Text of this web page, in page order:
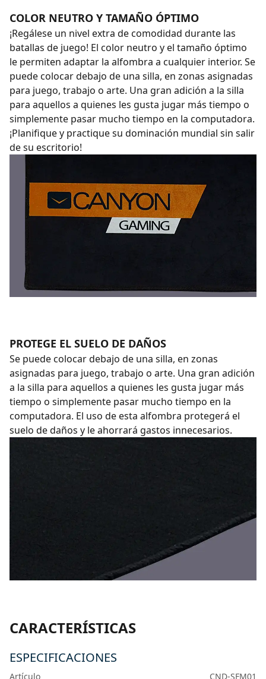
COLOR NEUTRO Y TAMAÑO ÓPTIMO
¡Regálese un nivel extra de comodidad durante las
batallas de juego! El color neutro y el tamaño óptimo
le permiten adaptar la alfombra a cualquier interior. Se
puede colocar debajo de una silla, en zonas asignadas
para juego, trabajo o arte. Una gran adición a la silla
para aquellos a quienes les gusta jugar más tiempo o
simplemente pasar mucho tiempo en la computadora.
¡Planifique y practique su dominación mundial sin salir
de su escritorio!
PROTEGE EL SUELO DE DAÑOS
Se puede colocar debajo de una silla, en zonas
asignadas para juego, trabajo o arte. Una gran adición
a la silla para aquellos a quienes les gusta jugar más
tiempo o simplemente pasar mucho tiempo en la
computadora. El uso de esta alfombra protegerá el
suelo de daños y le ahorrará gastos innecesarios.
CARACTERÍSTICAS
ESPECIFICACIONES
Artículo CND-SFM01